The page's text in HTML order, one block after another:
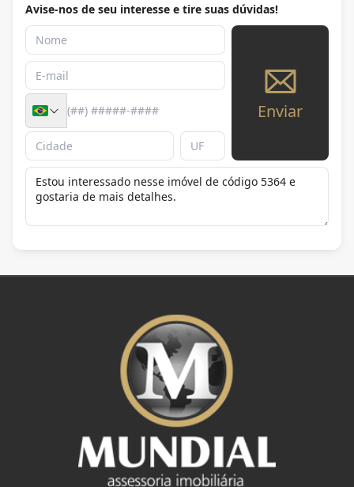
Avise-nos de seu interesse e tire suas dúvidas!
Enviar